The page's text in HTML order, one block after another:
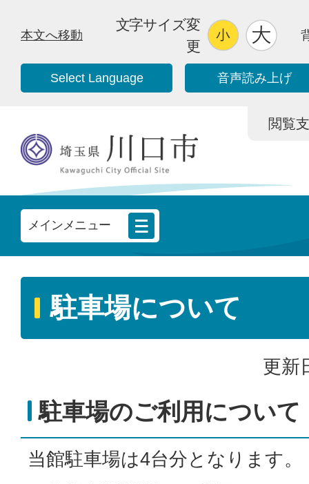
本文へ移動
文字サイズ変
更
Select Language 音声読み上げ
閲覧
メインメニュー
駐車場について
更新
駐車場のご利用について
当館駐車場は4台分となります。